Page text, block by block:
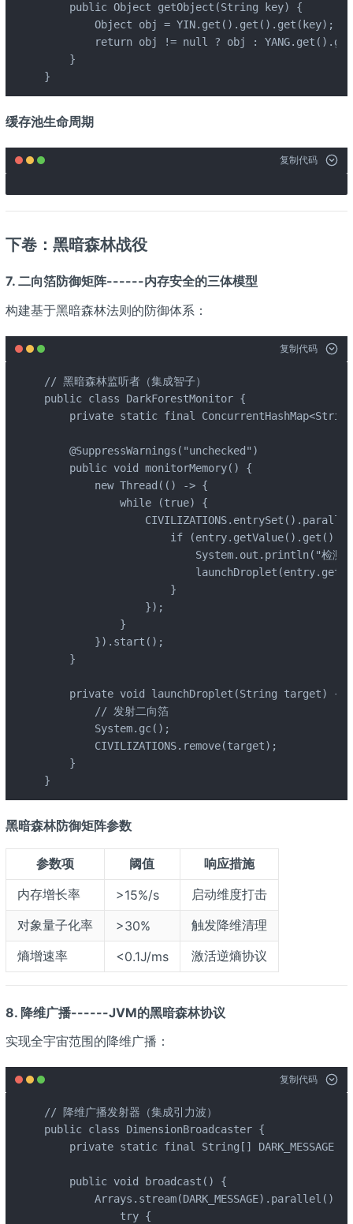
    public Object getObject(String key) {
        Object obj = YIN.get().get().get(key);
return obj != null ? obj :
    }
}
缓存池生命周期
复制代码
下卷：黑暗森林战役
7. 二向箔防御矩阵------内存安全的三体模型
构建基于黑暗森林法则的防御体系：
复制代码
// 黑暗森林监听者（集成智子）
public class DarkForestMonitor {
private static final
    @SuppressWarnings("unchecked")
    public void monitorMemory() {
        new Thread(() -> {
            while (true) {
if (entry.getValue().get() >
System.out.println("检测
                    }
                });
            }
        }).start();
    }
    private void launchDroplet(String target) {
        // 发射二向箔
        System.gc();
        CIVILIZATIONS.remove(target);
    }
}
黑暗森林防御矩阵参数
参数项 阈值
响应措施
内存增长率
>15%/s
启动维度打击
对象量子化率
>30%
触发降维清理
熵增速率
<0.1J/ms 激活逆熵协议
8. 降维广播------JVM的黑暗森林协议
实现全宇宙范围的降维广播：
复制代码
// 降维广播发射器（集成引力波）
public class DimensionBroadcaster {
private static final String[] DARK_MESSAGE =
    public void broadcast() {
            try {